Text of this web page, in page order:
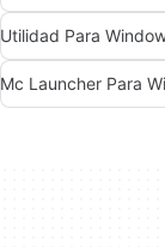
Utilidad Para
Mc Launcher Para